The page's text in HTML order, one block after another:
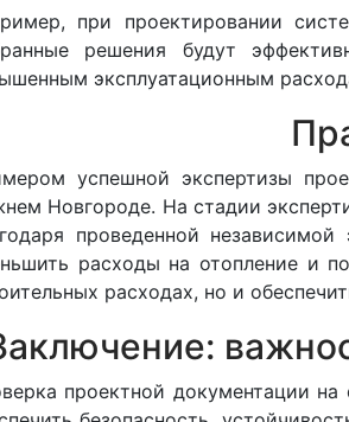
при проектировании
решения будут
эксплуатационным
успешной экспертизы
Новгороде. На стадии
проведенной
расходы на отопление и
расходах, но и
проектной документации